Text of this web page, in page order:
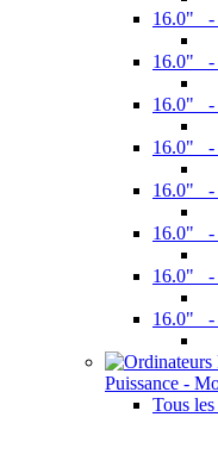
16.0" -
16.0" -
16.0" -
16.0" -
16.0" -
16.0" -
16.0" -
16.0" -
Puissance -
Tous